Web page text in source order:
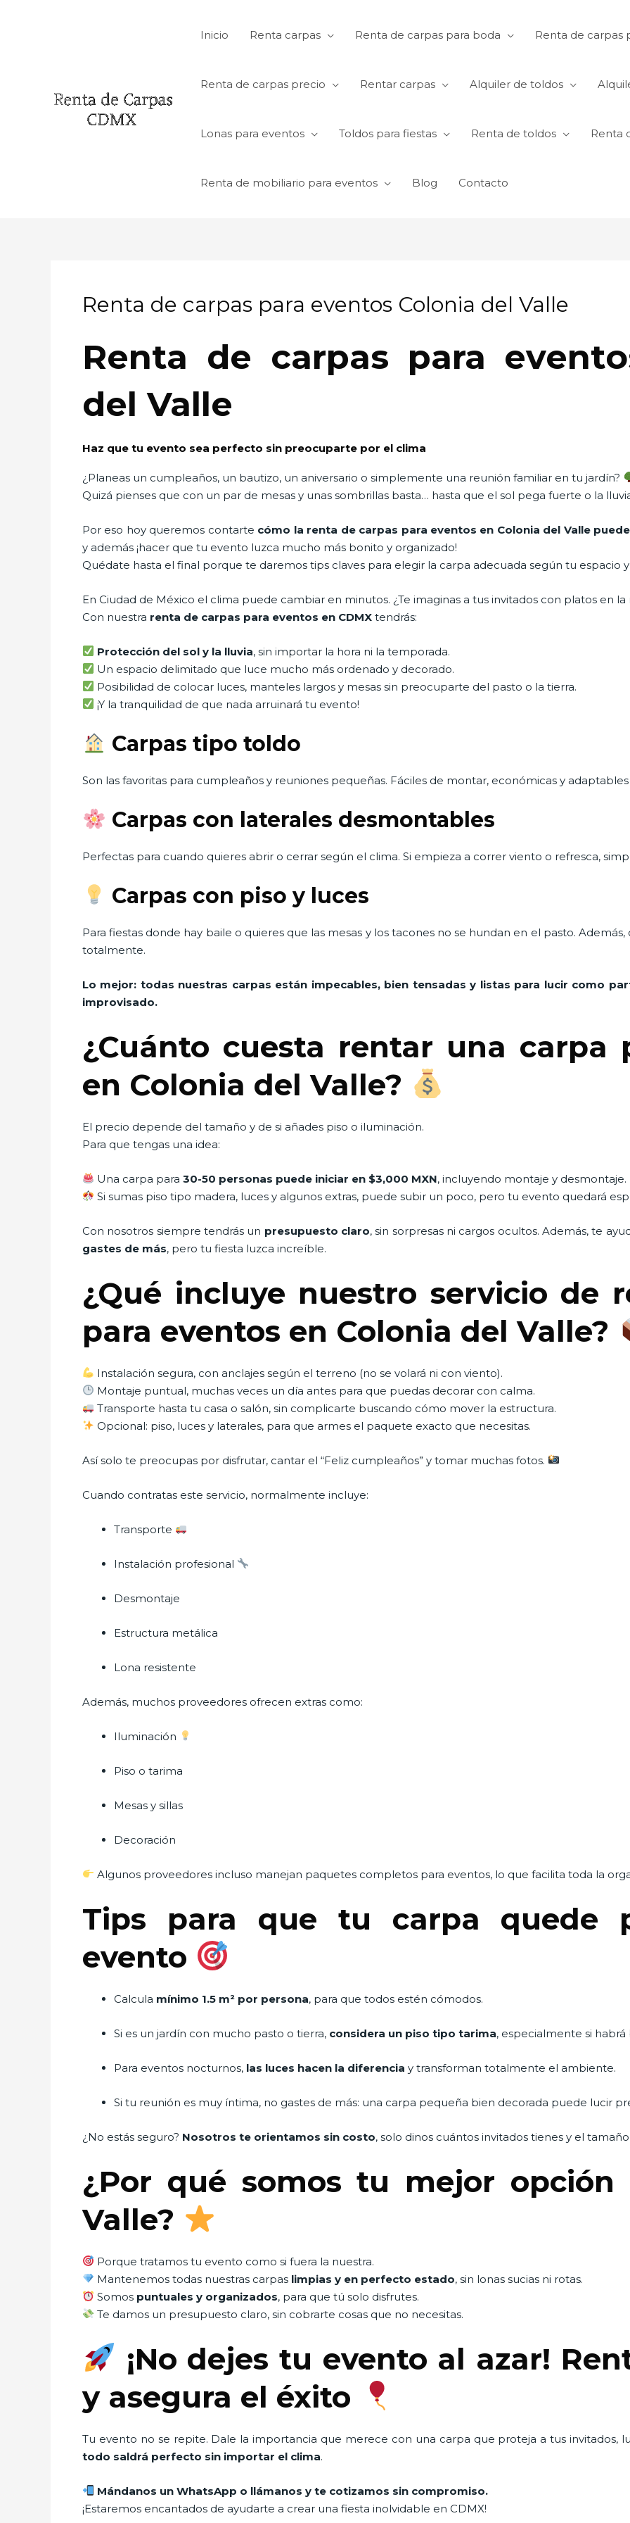
Inicio Renta carpas Renta de carpas para boda Renta de carpas
Renta de carpas precio Rentar carpas Alquiler de toldos
Lonas para eventos Toldos para fiestas Renta de toldos Renta
Renta de mobiliario para eventos Blog Contacto
Renta de carpas para eventos Colonia del Valle
Renta de carpas para
del Valle
Haz que tu evento sea perfecto sin preocuparte por el clima
¿Planeas un cumpleaños, un bautizo, un aniversario o simplemente una reunión familiar en tu jardín?
Quizá pienses que con un par de mesas y unas sombrillas basta… hasta que el sol pega fuerte o la
Por eso hoy queremos contarte cómo la renta de carpas para eventos en Colonia del Valle
y además ¡hacer que tu evento luzca mucho más bonito y organizado!
Quédate hasta el final porque te daremos tips claves para elegir la carpa adecuada según tu espacio
En Ciudad de México el clima puede cambiar en minutos. ¿Te imaginas a tus invitados con platos en
Con nuestra renta de carpas para eventos en CDMX tendrás:
Protección del sol y la lluvia, sin importar la hora ni la temporada.
Un espacio delimitado que luce mucho más ordenado y decorado.
Posibilidad de colocar luces, manteles largos y mesas sin preocuparte del pasto o la tierra.
¡Y la tranquilidad de que nada arruinará tu evento!
Carpas tipo toldo
Son las favoritas para cumpleaños y reuniones pequeñas. Fáciles de montar, económicas y
Carpas con laterales desmontables
Perfectas para cuando quieres abrir o cerrar según el clima. Si empieza a correr viento o refresca,
Carpas con piso y luces
Para fiestas donde hay baile o quieres que las mesas y los tacones no se hundan en el pasto.
totalmente.
Lo mejor: todas nuestras carpas están impecables, bien tensadas y listas para lucir como
improvisado.
¿Cuánto cuesta rentar una carpa
en Colonia del Valle?
El precio depende del tamaño y de si añades piso o iluminación.
Para que tengas una idea:
Una carpa para30-50 personas puede iniciar en $3,000 MXN, incluyendo montaje y desmontaje.
Si sumas piso tipo madera, luces y algunos extras, puede subir un poco, pero tu evento quedará
Con nosotros siempre tendrás un presupuesto claro, sin sorpresas ni cargos ocultos. Además, te
gastes de más, pero tu fiesta luzca increíble.
¿Qué incluye nuestro servicio de
para eventos en Colonia del Valle?
Instalación segura, con anclajes según el terreno (no se volará ni con viento).
Montaje puntual, muchas veces un día antes para que puedas decorar con calma.
Transporte hasta tu casa o salón, sin complicarte buscando cómo mover la estructura.
Opcional: piso, luces y laterales, para que armes el paquete exacto que necesitas.
Así solo te preocupas por disfrutar, cantar el “Feliz cumpleaños” y tomar muchas fotos.
Cuando contratas este servicio, normalmente incluye:
Transporte
Instalación profesional
Desmontaje
Estructura metálica
Lona resistente
Además, muchos proveedores ofrecen extras como:
Iluminación
Piso o tarima
Mesas y sillas
Decoración
Algunos proveedores incluso manejan paquetes completos para eventos, lo que facilita toda la
Tips para que tu carpa quede
evento
Calcula mínimo 1.5 m² por persona, para que todos estén cómodos.
Si es un jardín con mucho pasto o tierra, considera un piso tipo tarima, especialmente si habrá
Para eventos nocturnos, las luces hacen la diferencia y transforman totalmente el ambiente.
Si tu reunión es muy íntima, no gastes de más: una carpa pequeña bien decorada puede lucir
¿No estás seguro? Nosotros te orientamos sin costo, solo dinos cuántos invitados tienes y el
¿Por qué somos tu mejor opción
Valle?
Porque tratamos tu evento como si fuera la nuestra.
Mantenemos todas nuestras carpas limpias y en perfecto estado, sin lonas sucias ni rotas.
Somos puntuales y organizados, para que tú solo disfrutes.
Te damos un presupuesto claro, sin cobrarte cosas que no necesitas.
¡No dejes tu evento al azar!
y asegura el éxito
Tu evento no se repite. Dale la importancia que merece con una carpa que proteja a tus invitados,
todo saldrá perfecto sin importar el clima.
Mándanos un WhatsApp o llámanos y te cotizamos sin compromiso.
¡Estaremos encantados de ayudarte a crear una fiesta inolvidable en CDMX!